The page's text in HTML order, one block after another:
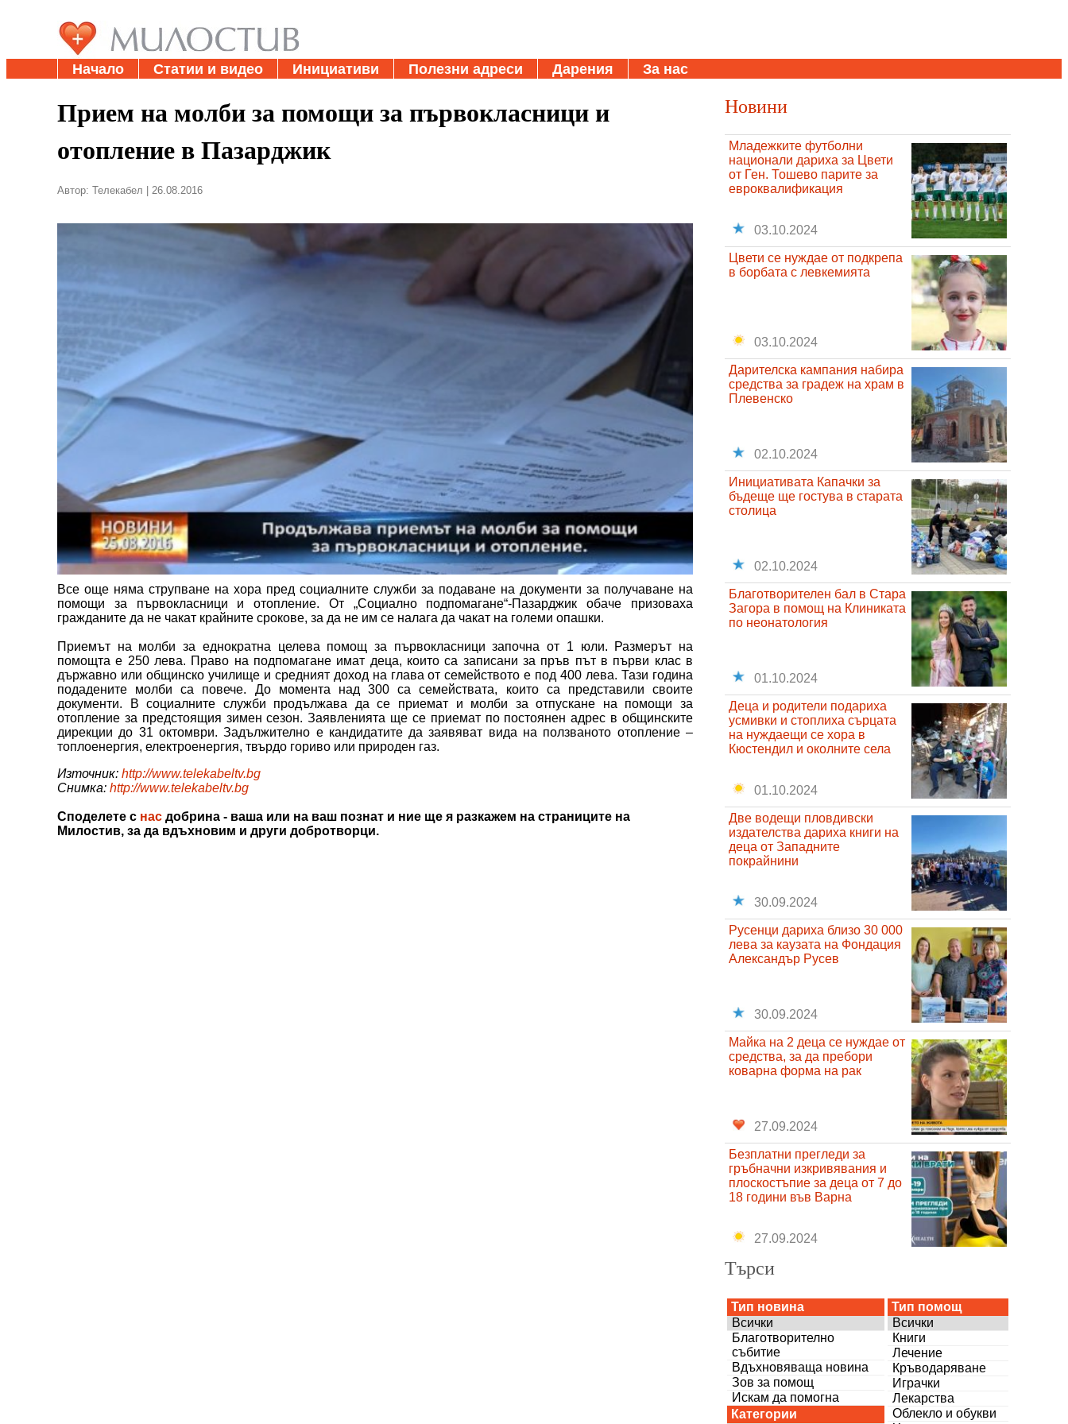
Начало Статии и видео Инициативи Полезни адреси Дарения За нас
Прием на молби за помощи за първокласници и
отопление в Пазарджик
Автор: Телекабел | 26.08.2016
Все още няма струпване на хора пред социалните служби за подаване на документи за получаване на
помощи за първокласници и отопление. От „Социално подпомагане“-Пазарджик обаче призоваха
гражданите да не чакат крайните срокове, за да не им се налага да чакат на големи опашки.
Приемът на молби за еднократна целева помощ за първокласници започна от 1 юли. Размерът на
помощта е 250 лева. Право на подпомагане имат деца, които са записани за пръв път в първи клас в
държавно или общинско училище и средният доход на глава от семейството е под 400 лева. Тази година
подадените молби са повече. До момента над 300 са семействата, които са представили своите
документи. В социалните служби продължава да се приемат и молби за отпускане на помощи за
отопление за предстоящия зимен сезон. Заявленията ще се приемат по постоянен адрес в общинските
дирекции до 31 октомври. Задължително е кандидатите да заявяват вида на ползваното отопление –
топлоенергия, електроенергия, твърдо гориво или природен газ.
Източник: http://www.telekabeltv.bg
Снимка: http://www.telekabeltv.bg
Споделете с нас добрина - ваша или на ваш познат и ние ще я разкажем на страниците на
Милостив, за да вдъхновим и други добротворци.
Новини
Младежките футболни
национали дариха за Цвети
от Ген. Тошево парите за
евроквалификация
03.10.2024
Цвети се нуждае от подкрепа
в борбата с левкемията
03.10.2024
Дарителска кампания набира
средства за градеж на храм в
Плевенско
02.10.2024
Инициативата Капачки за
бъдеще ще гостува в старата
столица
02.10.2024
Благотворителен бал в Стара
Загора в помощ на Клиниката
по неонатология
01.10.2024
Деца и родители подариха
усмивки и стоплиха сърцата
на нуждаещи се хора в
Кюстендил и околните села
01.10.2024
Две водещи пловдивски
издателства дариха книги на
деца от Западните
покрайнини
30.09.2024
Русенци дариха близо 30 000
лева за каузата на Фондация
Александър Русев
30.09.2024
Майка на 2 деца се нуждае от
средства, за да пребори
коварна форма на рак
27.09.2024
Безплатни прегледи за
гръбначни изкривявания и
плоскостъпие за деца от 7 до
18 години във Варна
27.09.2024
Търси
Тип новина
Всички
Благотворително
събитие
Вдъхновяваща новина
Зов за помощ
Искам да помогна
Категории
Тип помощ
Всички
Книги
Лечение
Кръводаряване
Играчки
Лекарства
Облекло и обукви